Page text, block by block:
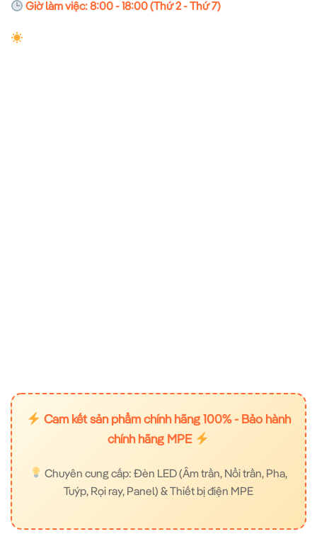
Giờ làm việc: 8:00 - 18:00 (Thứ 2 - Thứ 7)
Cam kết sản phẩm chính hãng 100% - Bảo hành
chính hãng MPE
Chuyên cung cấp: Đèn LED (Âm trần, Nổi trần, Pha,
Tuýp, Rọi ray, Panel) & Thiết bị điện MPE